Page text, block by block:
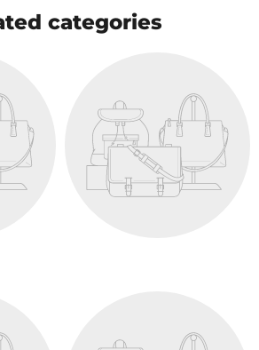
categories